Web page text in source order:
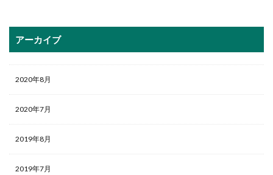
アーカイブ
2020年8月
2020年7月
2019年8月
2019年7月